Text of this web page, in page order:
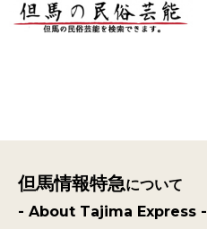
但馬情報特急について
- About Tajima Express -